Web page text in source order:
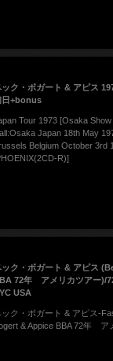
ック・ボガート & アピス
日+bonus
Tour 1973 [Osaka
Japan 18th May
Belgium October 3rd
R)]
ック・ボガート & アピス
72年 アメリカツアー)/
USA
ック・ボガート & アピス-
& Appice BBA 72年 ア